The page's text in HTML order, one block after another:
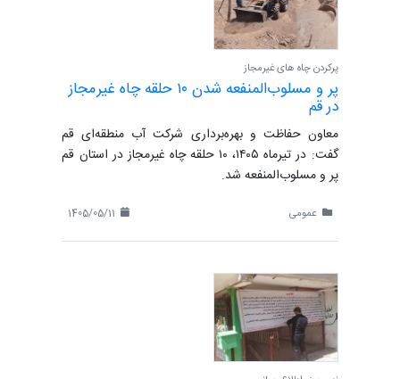
پرکردن چاه های غیرمجاز
پر و مسلوب‌المنفعه شدن ۱۰ حلقه چاه غیرمجاز
در قم
معاون حفاظت و بهره‌برداری شرکت آب منطقه‌ای قم
گفت: در تیرماه ۱۴۰۵، ۱۰ حلقه چاه غیرمجاز در استان قم
پر و مسلوب‌المنفعه شد.
عمومی